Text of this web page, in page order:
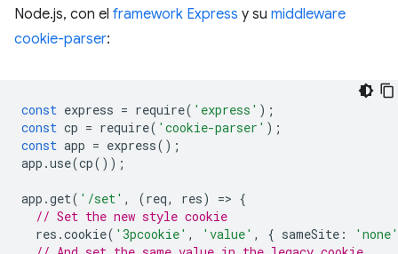
Node.js, con el framework Express y su middleware
cookie-parser:
const express = require( 'express' );
const cp = require( 'cookie-parser' );
const app = express();
app .use(cp());
app .get( '/set' , (req, res) => {
// Set the new style cookie
res .cookie( '3pcookie' , 'value' , { sameSite :
'none'